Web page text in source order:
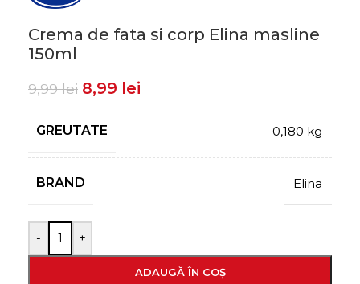
Crema de fata si corp Elina masline
150ml
9,99lei 8,99 lei
GREUTATE 0,180 kg
BRAND Elina
- +
ADAUGĂ ÎN COȘ